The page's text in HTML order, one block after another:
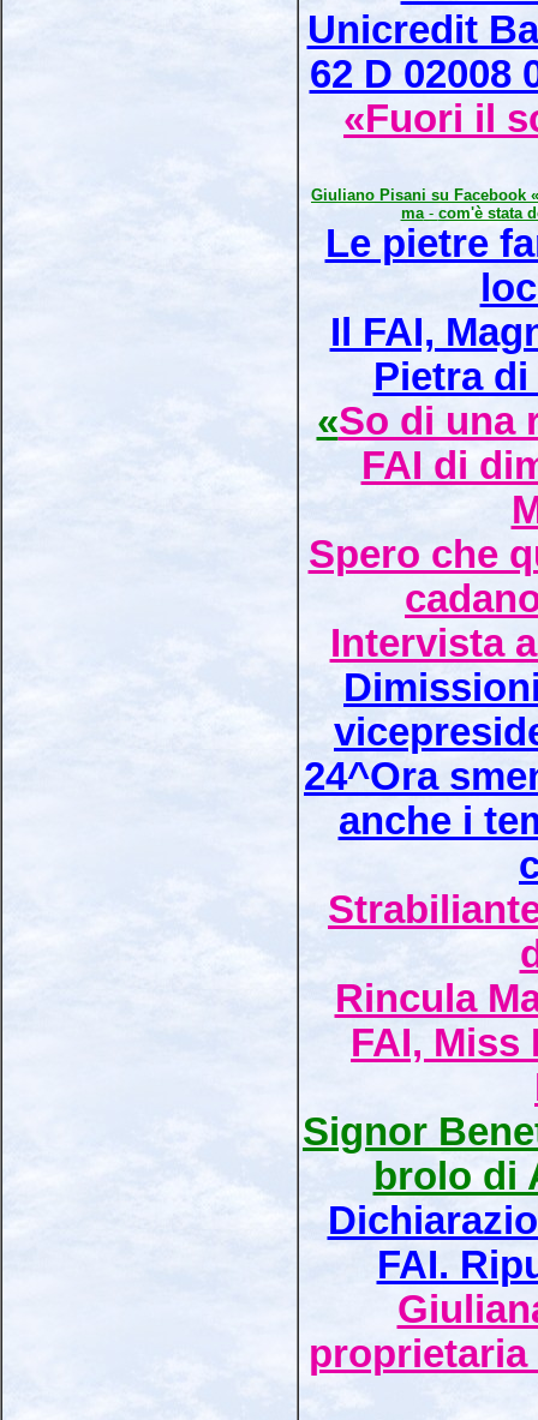
Unicredit
62 D 02008
«Fuori il
Giuliano Pisani su Facebook
ma- com'è stata
Le pietre
Il FAI,
Pietra
«So di una
FAI di
Spero che
Intervista
24^Ora
anche i
Rincula
FAI, Miss
Signor
brolo di
FAI.
proprietaria